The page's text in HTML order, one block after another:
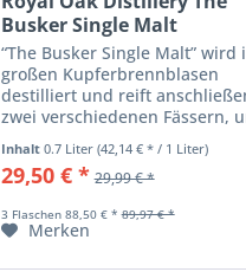
Busker Single Malt
“The Busker Single Malt” wird
großen Kupferbrennblasen
destilliert und reift
zwei verschiedenen Fässern,
eine Komplexität zu erreichen,
nur darauf wartet, erlebt zu
werden. “Der Whiskey hat einen
Inhalt 0.7 Liter (42,14 € * / 1 Liter)
29,50 € * 29,99 € *
3 Flaschen 88,50 € * 89,97 € *
Merken